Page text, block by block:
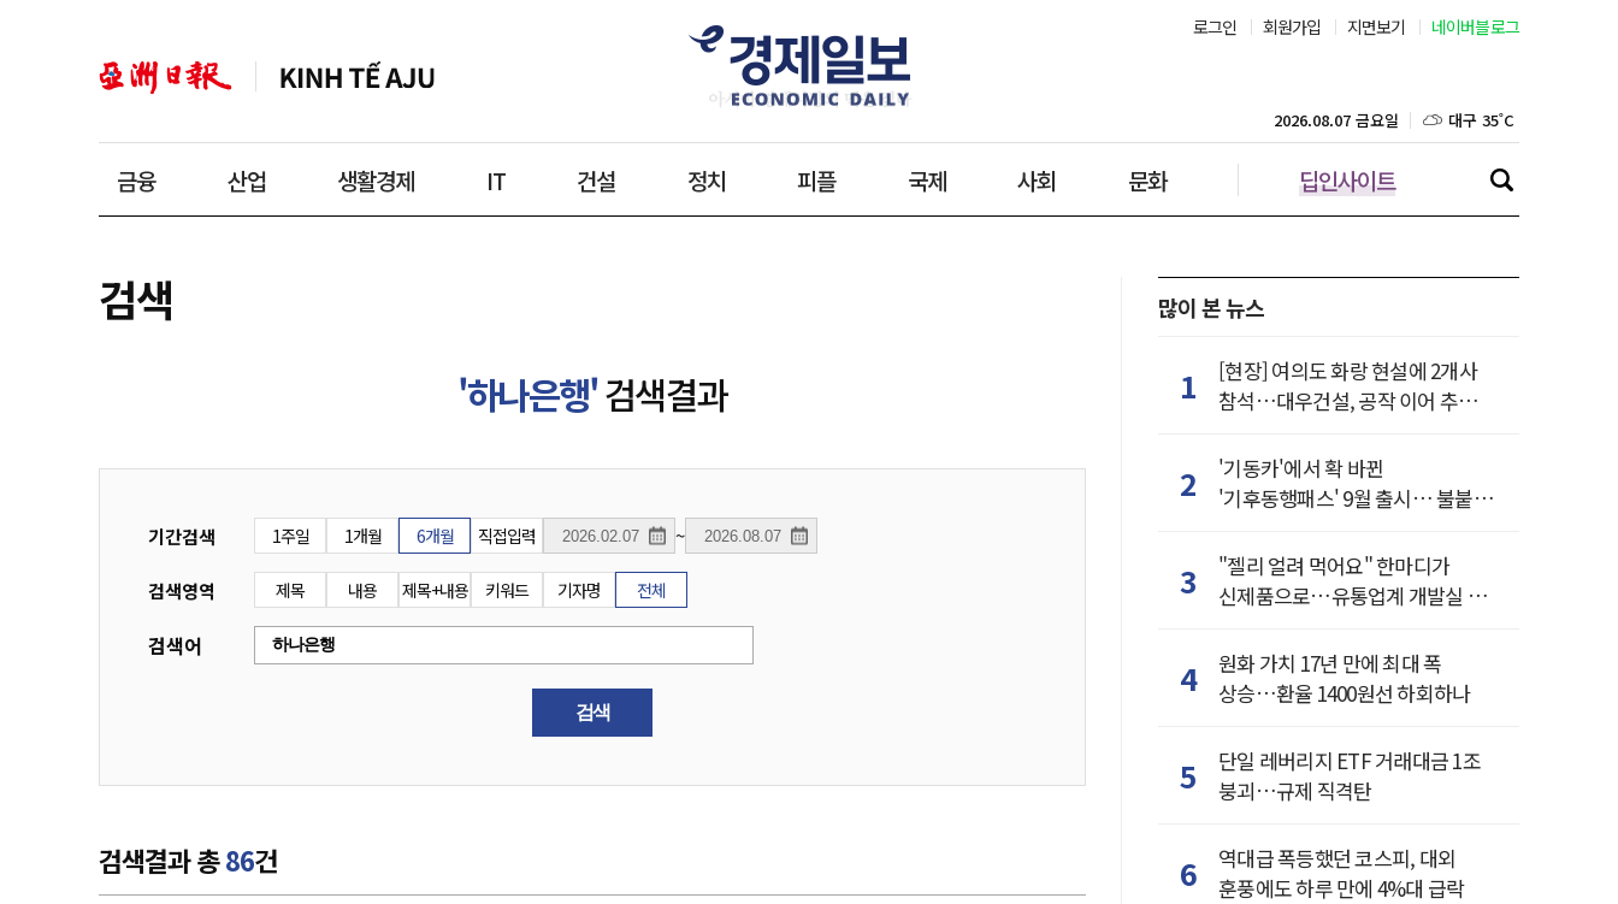
로그인 회원가입 지면보기 네이버블로그
금융 산업 생활경제 IT 건설 정치 피플 국제 사회 문화 딥인사이트
2026.08.07 금요일 대구 35˚C
인천 32˚C
울산 31˚C
검색
'하나은행'검색결과
기간검색 1주일 1개월 6개월 직접입력 ~
검색영역 제목 내용 제목+내용 키워드 기자명 전체
검색어
검색
검색결과 총86건
많이 본 뉴스
1
[현장] 여의도 화랑 현설에 2개사
참석…대우건설, 공작 이어 추가
2
'기동카'에서 확 바뀐
'기후동행패스' 9월 출시… 불붙은
3
"젤리 얼려 먹어요" 한마디가
신제품으로…유통업계 개발실 된
4
원화 가치 17년 만에 최대 폭
상승…환율 1400원선 하회하나
5
단일 레버리지 ETF 거래대금 1조
붕괴…규제 직격탄
6
역대급 폭등했던 코스피, 대외
훈풍에도 하루 만에 4%대 급락